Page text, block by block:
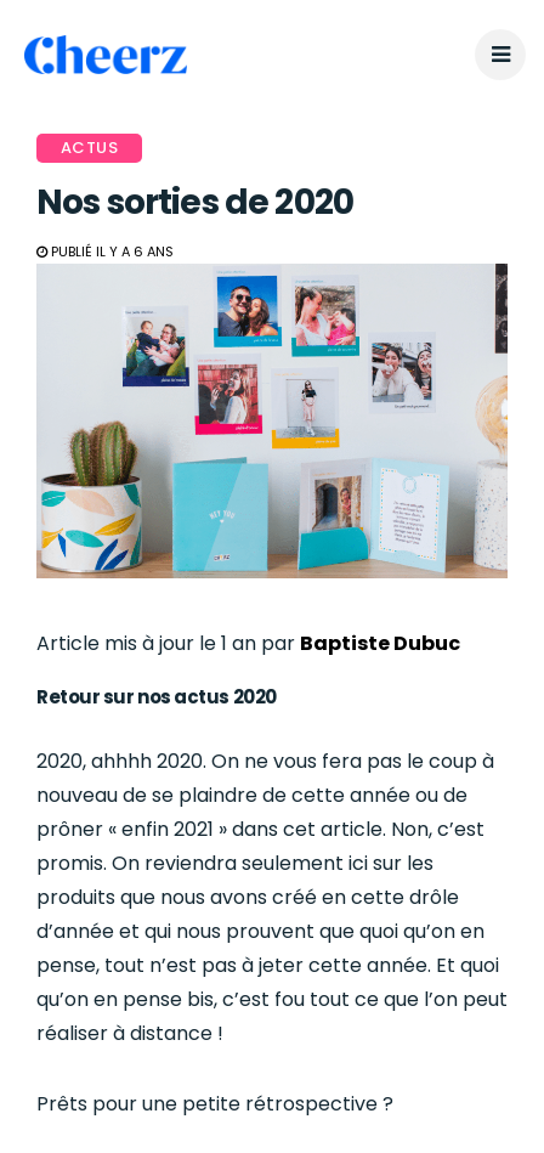
ACTUS
Nos sorties de 2020
PUBLIÉ IL Y A 6 ANS
Article mis à jour le 1 an par Baptiste Dubuc
Retour sur nos actus 2020
2020, ahhhh 2020. On ne vous fera pas le coup à
nouveau de se plaindre de cette année ou de
prôner « enfin 2021 » dans cet article. Non, c’est
promis. On reviendra seulement ici sur les
produits que nous avons créé en cette drôle
d’année et qui nous prouvent que quoi qu’on en
pense, tout n’est pas à jeter cette année. Et quoi
qu’on en pense bis, c’est fou tout ce que l’on peut
réaliser à distance !
Prêts pour une petite rétrospective ?